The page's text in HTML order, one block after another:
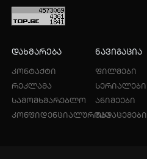
დახმარება
კონტაქტი
რეკლამა
სამომხმარებლო
კონფიდენციალურობა
ნავიგაცია
ფილმები
სერიალები
ანიმეები
გადაცემები